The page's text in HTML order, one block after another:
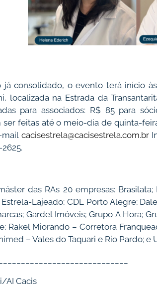
consolidado, o evento terá início
localizada na Estrada da
para associados: R$ 85 para
feitas até o meio-dia de quinta-
mail cacisestrela@cacisestrela.com.br
das RAs 20 empresas:
Estrela-Lajeado; CDL Porto Alegre;
Gardel Imóveis; Grupo A Hora;
Rakel Miorando – Corretora
– Vales do Taquari e Rio Pardo; e
AI Cacis